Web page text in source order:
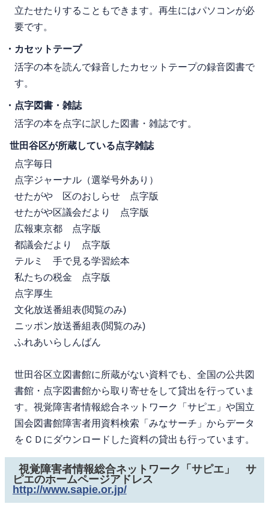
立たせたりすることもできます。再生にはパソコンが必
要です。
・カセットテープ
活字の本を読んで録音したカセットテープの録音図書で
す。
・点字図書・雑誌
活字の本を点字に訳した図書・雑誌です。
世田谷区が所蔵している点字雑誌
点字毎日
点字ジャーナル（選挙号外あり）
せたがや 区のおしらせ 点字版
せたがや区議会だより 点字版
広報東京都 点字版
都議会だより 点字版
テルミ 手で見る学習絵本
私たちの税金 点字版
点字厚生
文化放送番組表(閲覧のみ)
ニッポン放送番組表(閲覧のみ)
ふれあいらしんばん
世田谷区立図書館に所蔵がない資料でも、全国の公共図
書館・点字図書館から取り寄せをして貸出を行っていま
す。視覚障害者情報総合ネットワーク「サピエ」や国立
国会図書館障害者用資料検索「みなサーチ」からデータ
をＣＤにダウンロードした資料の貸出も行っています。
視覚障害者情報総合ネットワーク「サピエ」 サ
ピエのホームページアドレス
http://www.sapie.or.jp/